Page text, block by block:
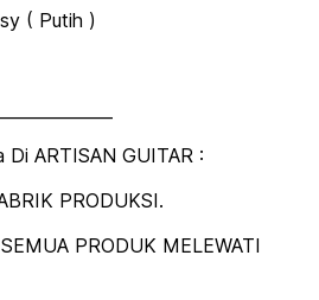
( Putih )
Di ARTISAN GUITAR :
PRODUKSI.
PRODUK MELEWATI